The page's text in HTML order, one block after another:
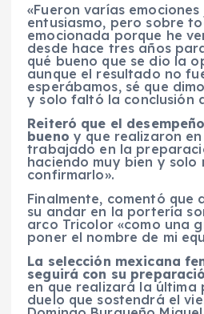
«Fueron varías
entusiasmo, pero sobre
emocionada porque he
desde hace tres años
qué bueno que se dio la
aunque el resultado no
esperábamos, sé que
y solo faltó la conclusión
Reiteró que el
bueno y que realizaron
trabajado en la
haciendo muy bien y solo
confirmarlo».
Finalmente, comentó que
su andar en la portería
arco Tricolor «como una
poner el nombre de mi
La selección mexicana
seguirá con su
en que realizará la última
duelo que sostendrá el